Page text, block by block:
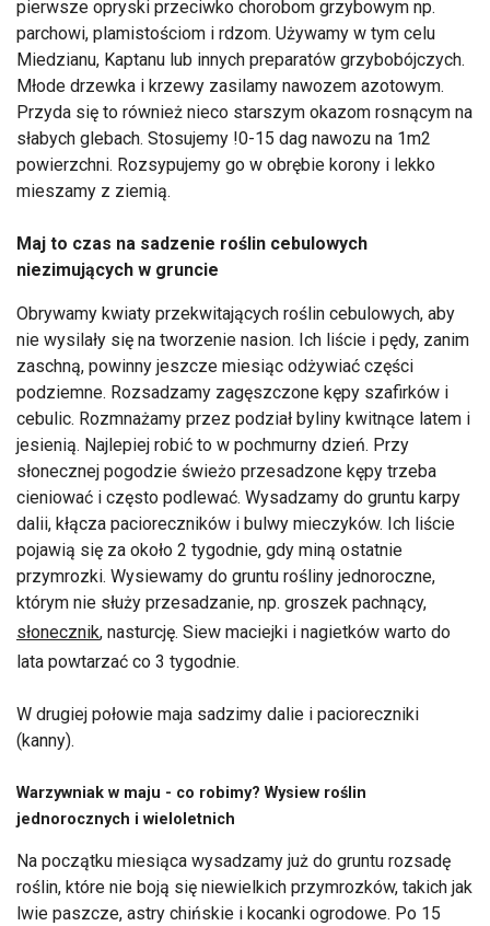
pierwsze opryski przeciwko chorobom grzybowym np.
parchowi, plamistościom i rdzom. Używamy w tym celu
Miedzianu, Kaptanu lub innych preparatów grzybobójczych.
Młode drzewka i krzewy zasilamy nawozem azotowym.
Przyda się to również nieco starszym okazom rosnącym na
słabych glebach. Stosujemy !0-15 dag nawozu na 1m2
powierzchni. Rozsypujemy go w obrębie korony i lekko
mieszamy z ziemią.
Maj to czas na sadzenie roślin cebulowych
niezimujących w gruncie
Obrywamy kwiaty przekwitających roślin cebulowych, aby
nie wysilały się na tworzenie nasion. Ich liście i pędy, zanim
zaschną, powinny jeszcze miesiąc odżywiać części
podziemne. Rozsadzamy zagęszczone kępy szafirków i
cebulic. Rozmnażamy przez podział byliny kwitnące latem i
jesienią. Najlepiej robić to w pochmurny dzień. Przy
słonecznej pogodzie świeżo przesadzone kępy trzeba
cieniować i często podlewać. Wysadzamy do gruntu karpy
dalii, kłącza pacioreczników i bulwy mieczyków. Ich liście
pojawią się za około 2 tygodnie, gdy miną ostatnie
przymrozki. Wysiewamy do gruntu rośliny jednoroczne,
którym nie służy przesadzanie, np. groszek pachnący,
słonecznik, nasturcję. Siew maciejki i nagietków warto do
lata powtarzać co 3 tygodnie.
W drugiej połowie maja sadzimy dalie i pacioreczniki
(kanny).
Warzywniak w maju - co robimy? Wysiew roślin
jednorocznych i wieloletnich
Na początku miesiąca wysadzamy już do gruntu rozsadę
roślin, które nie boją się niewielkich przymrozków, takich jak
lwie paszcze, astry chińskie i kocanki ogrodowe. Po 15